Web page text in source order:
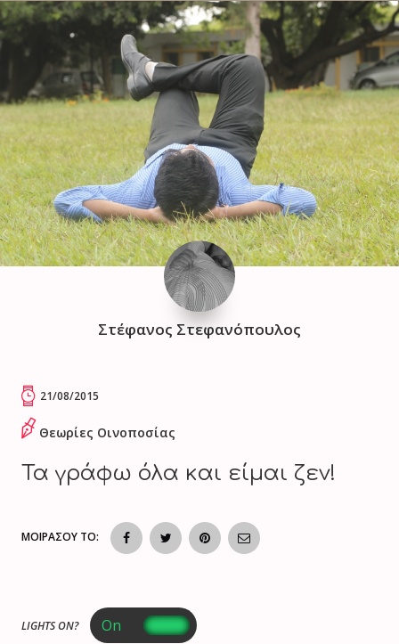
Στέφανος Στεφανόπουλος
21/08/2015
Θεωρίες Οινοποσίας
Τα γράφω όλα και είμαι ζεν!
ΜΟΙΡΑΣΟΥ ΤΟ:
LIGHTS ON?